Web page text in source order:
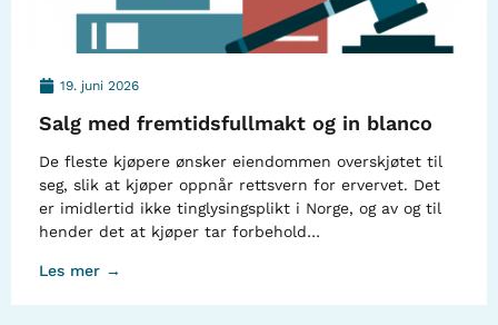
19. juni 2026
Salg med fremtidsfullmakt og in blanco
De fleste kjøpere ønsker eiendommen overskjøtet til
seg, slik at kjøper oppnår rettsvern for ervervet. Det
er imidlertid ikke tinglysingsplikt i Norge, og av og til
hender det at kjøper tar forbehold…
Les mer →